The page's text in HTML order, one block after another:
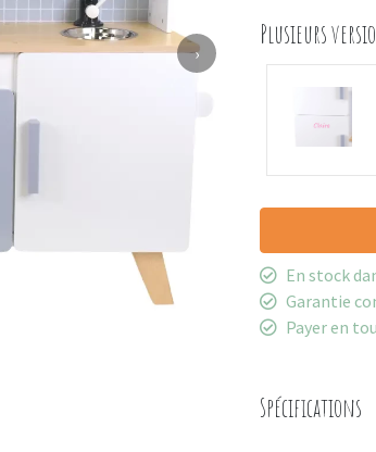
›
Plusieurs
En stock
Garantie
Payer en
Spécifications